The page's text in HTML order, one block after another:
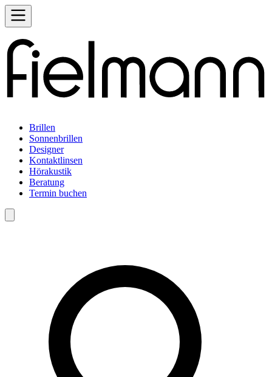
Brillen
Sonnenbrillen
Designer
Kontaktlinsen
Hörakustik
Beratung
Termin buchen